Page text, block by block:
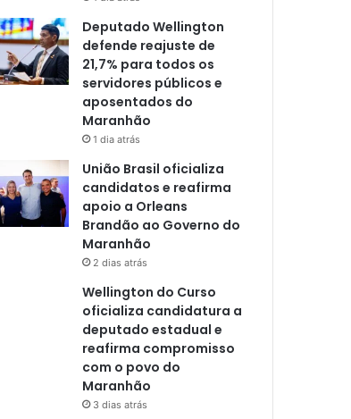
Deputado Wellington
defende reajuste de
21,7% para todos os
servidores públicos e
aposentados do
Maranhão
1 dia atrás
União Brasil oficializa
candidatos e reafirma
apoio a Orleans
Brandão ao Governo do
Maranhão
2 dias atrás
Wellington do Curso
oficializa candidatura a
deputado estadual e
reafirma compromisso
com o povo do
Maranhão
3 dias atrás